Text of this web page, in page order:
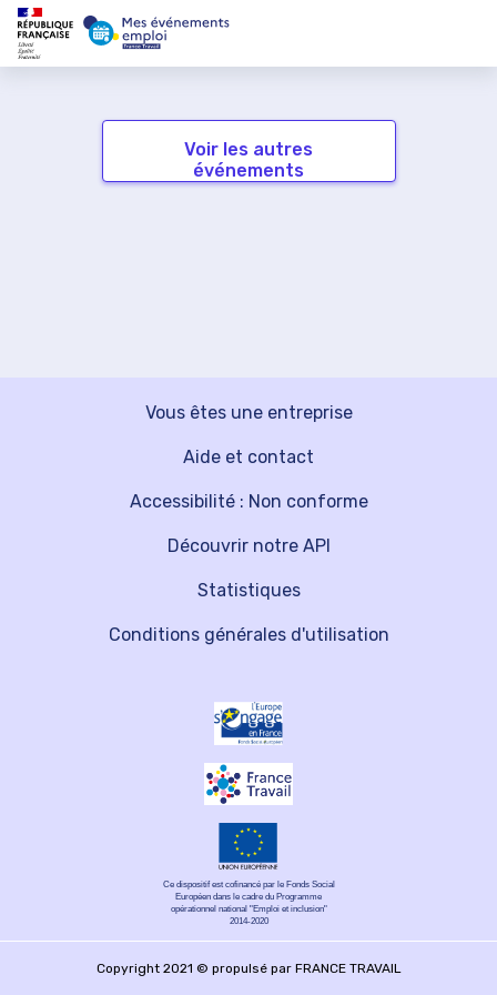
Voir les autres
événements
Vous êtes une entreprise
Découvrir notre API
Aide et contact
Statistiques
Accessibilité : Non conforme
Conditions générales d'utilisation
Ce dispositif est cofinancé par le Fonds Social
Européen dans le cadre du Programme
opérationnel national "Emploi et inclusion"
2014-2020
Copyright 2021 © propulsé par FRANCE TRAVAIL